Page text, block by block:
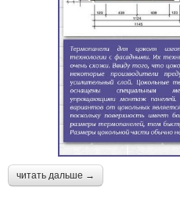
читать дальше →